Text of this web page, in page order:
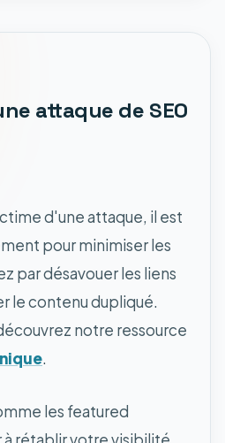
attaque de SEO
d'une attaque, il est
pour minimiser les
par désavouer les liens
le contenu dupliqué.
notre ressource
.
les featured